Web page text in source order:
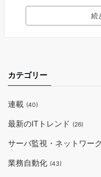
続
カテゴリー
連載 (40)
最新のITトレンド (26)
サーバ監視・ネットワー
業務自動化 (43)